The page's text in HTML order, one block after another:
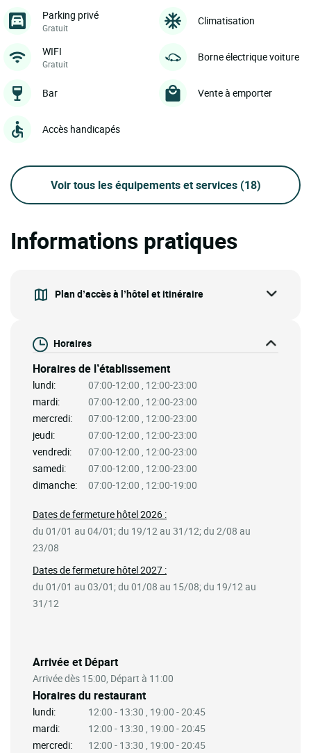
Parking privé
Gratuit
Climatisation
WIFI
Gratuit
Borne électrique voiture
Bar Vente à emporter
Accès handicapés
Voir tous les équipements et services (18)
Informations pratiques
Plan d’accès à l’hôtel et itinéraire
Horaires
Horaires de l’établissement
lundi:
07:00-12:00 , 12:00-23:00
mardi:
07:00-12:00 , 12:00-23:00
mercredi:
07:00-12:00 , 12:00-23:00
jeudi:
07:00-12:00 , 12:00-23:00
vendredi:
07:00-12:00 , 12:00-23:00
samedi:
07:00-12:00 , 12:00-23:00
dimanche:
07:00-12:00 , 12:00-19:00
Arrivée et Départ
Arrivée dès 15:00, Départ à 11:00
Horaires du restaurant
lundi:
12:00 - 13:30 , 19:00 - 20:45
mardi:
12:00 - 13:30 , 19:00 - 20:45
mercredi:
12:00 - 13:30 , 19:00 - 20:45
Dates de fermeture hôtel 2026 :
du 01/01 au 04/01; du 19/12 au 31/12; du 2/08 au
23/08
Dates de fermeture hôtel 2027 :
du 01/01 au 03/01; du 01/08 au 15/08; du 19/12 au
31/12